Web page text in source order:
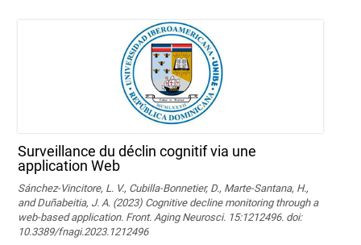
Surveillance du déclin cognitif via une
application Web
Sánchez-Vincitore, L. V., Cubilla-Bonnetier, D., Marte-Santana, H.,
and Duñabeitia, J. A. (2023) Cognitive decline monitoring through a
web-based application. Front. Aging Neurosci. 15:1212496. doi:
10.3389/fnagi.2023.1212496